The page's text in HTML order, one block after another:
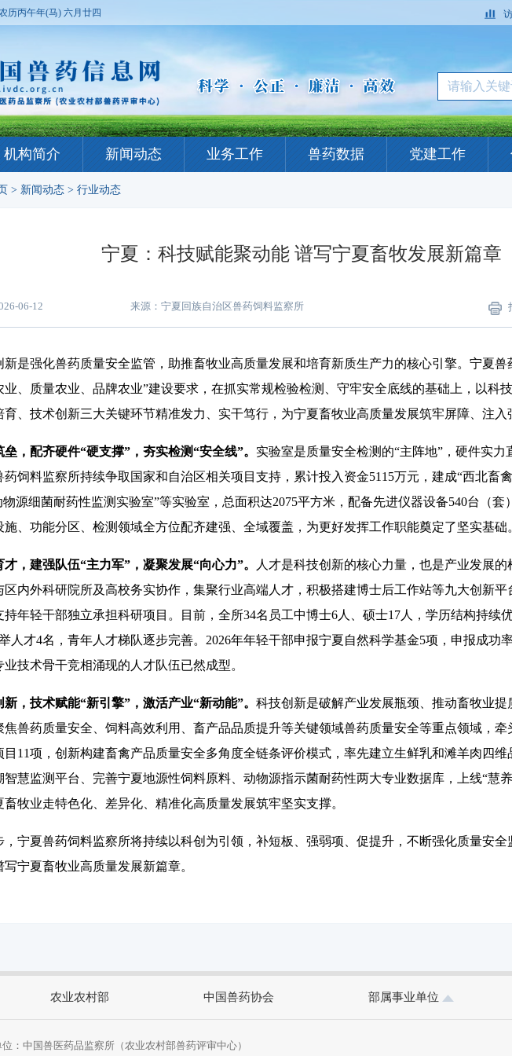
历丙午年(马) 六月廿四
机构简介 新闻动态 业务工作 兽药数据 党建工作
> 新闻动态 > 行业动态
宁夏：科技赋能聚动能 谱写宁夏畜牧发展新篇章
06-12 来源：宁夏回族自治区兽药饲料监察所
强化兽药质量安全监管，助推畜牧业高质量发展和培育新质生产力的核心引擎。宁夏兽
业、质量农业、品牌农业”建设要求，在抓实常规检验检测、守牢安全底线的基础上，以科
育、技术创新三大关键环节精准发力、实干笃行，为宁夏畜牧业高质量发展筑牢屏障、注入
垒，配齐硬件“硬支撑”，夯实检测“安全线”。 实验室是质量安全检测的“主阵地”，硬件实
药饲料监察所持续争取国家和自治区相关项目支持，累计投入资金5115万元，建成“西北畜
物源细菌耐药性监测实验室”等实验室，总面积达2075平方米，配备先进仪器设备540台（套
施、功能分区、检测领域全方位配齐建强、全域覆盖，为更好发挥工作职能奠定了坚实基础
才，建强队伍“主力军”，凝聚发展“向心力”。
人才是科技创新的核心力量，也是产业发展
区内外科研院所及高校务实协作，集聚行业高端人才，积极搭建博士后工作站等九大创新
持年轻干部独立承担科研项目。目前，全所34名员工中博士6人、硕士17人，学历结构持续
人才4名，青年人才梯队逐步完善。2026年年轻干部申报宁夏自然科学基金5项，申报成功
技术骨干竞相涌现的人才队伍已然成型。
新，技术赋能“新引擎”，激活产业“新动能”。 科技创新是破解产业发展瓶颈、推动畜牧业
焦兽药质量安全、饲料高效利用、畜产品品质提升等关键领域兽药质量安全等重点领域，
目11项，创新构建畜禽产品质量安全多角度全链条评价模式，率先建立生鲜乳和滩羊肉四维
智慧监测平台、完善宁夏地源性饲料原料、动物源指示菌耐药性两大专业数据库，上线“慧
畜牧业走特色化、差异化、精准化高质量发展筑牢坚实支撑。
夏兽药饲料监察所将持续以科创为引领，补短板、强弱项、促提升，不断强化质量安全
写宁夏畜牧业高质量发展新篇章。
农业农村部 中国兽药协会 部属事业单位
位：中国兽医药品监察所（农业农村部兽药评审中心）